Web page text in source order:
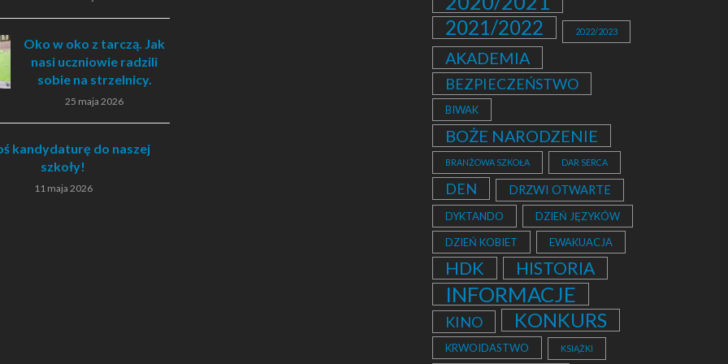
Oko w oko z tarczą. Jak
nasi uczniowie radzili
sobie na strzelnicy.
25 maja 2026
kandydaturę do naszej
szkoły!
11 maja 2026
2021/2022 2022/2023
AKADEMIA
BEZPIECZEŃSTWO
BIWAK
BOŻE NARODZENIE
BRANŻOWA SZKOŁA DAR SERCA
DEN DRZWI OTWARTE
DYKTANDO
DZIEŃ JĘZYKÓW
DZIEŃ KOBIET
EWAKUACJA
HDK HISTORIA
INFORMACJE
KINO KONKURS
KRWOIDASTWO KSIĄŻKI